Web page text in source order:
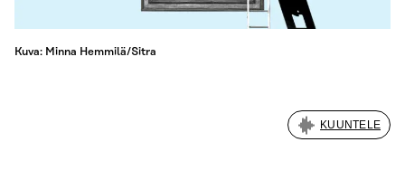
Kuva: Minna Hemmilä/Sitra
KUUNTELE